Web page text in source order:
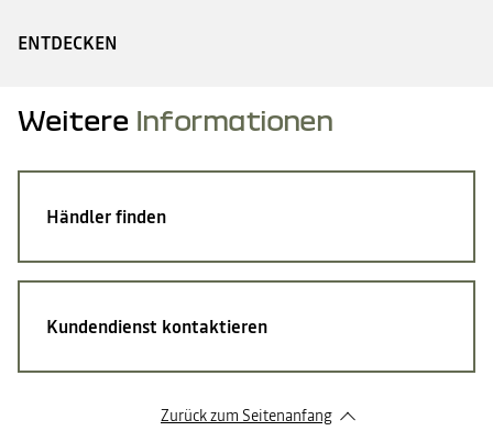
ENTDECKEN
Weitere Informationen
Händler finden
Kundendienst kontaktieren
Zurück zum Seitenanfang